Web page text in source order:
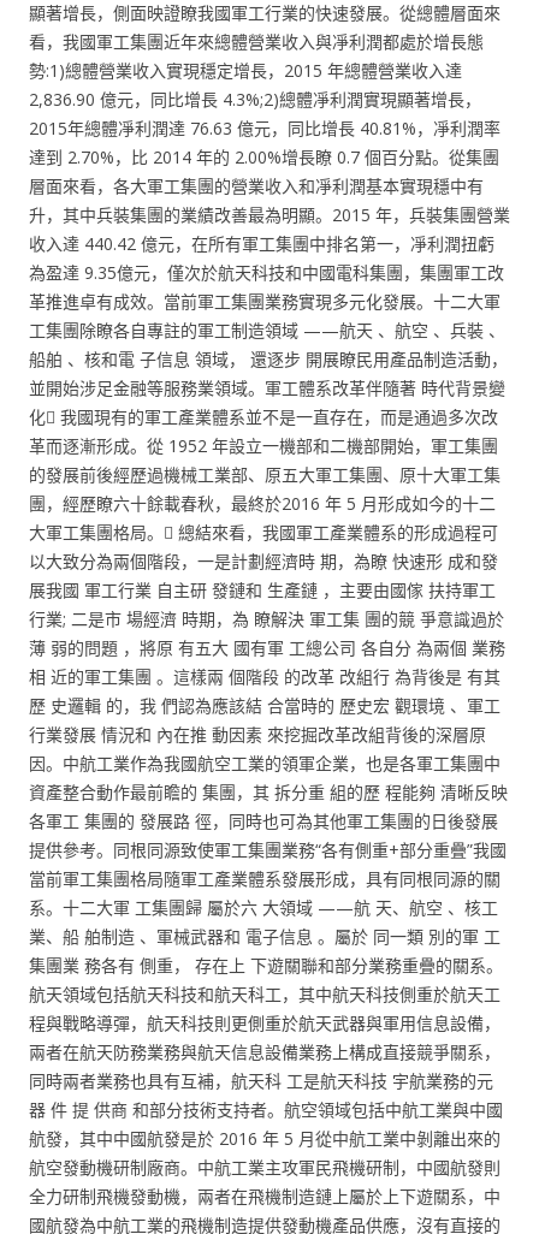
顯著增長，側面映證瞭我國軍工行業的快速發展。從總體層面來
看，我國軍工集團近年來總體營業收入與凈利潤都處於增長態
勢:1)總體營業收入實現穩定增長，2015 年總體營業收入達
2,836.90 億元，同比增長 4.3%;2)總體凈利潤實現顯著增長，
2015年總體凈利潤達 76.63 億元，同比增長 40.81%，凈利潤率
達到 2.70%，比 2014 年的 2.00%增長瞭 0.7 個百分點。從集團
層面來看，各大軍工集團的營業收入和凈利潤基本實現穩中有
升，其中兵裝集團的業績改善最為明顯。2015 年，兵裝集團營業
收入達 440.42 億元，在所有軍工集團中排名第一，凈利潤扭虧
為盈達 9.35億元，僅次於航天科技和中國電科集團，集團軍工改
革推進卓有成效。當前軍工集團業務實現多元化發展。十二大軍
工集團除瞭各自專註的軍工制造領域 ——航天 、航空 、兵裝 、
船舶 、核和電 子信息 領域， 還逐步 開展瞭民用產品制造活動，
並開始涉足金融等服務業領域。軍工體系改革伴隨著 時代背景變
化 我國現有的軍工產業體系並不是一直存在，而是通過多次改
革而逐漸形成。從 1952 年設立一機部和二機部開始，軍工集團
的發展前後經歷過機械工業部、原五大軍工集團、原十大軍工集
團，經歷瞭六十餘載春秋，最終於2016 年 5 月形成如今的十二
大軍工集團格局。 總結來看，我國軍工產業體系的形成過程可
以大致分為兩個階段，一是計劃經濟時 期，為瞭 快速形 成和發
展我國 軍工行業 自主研 發鏈和 生產鏈 ，主要由國傢 扶持軍工
行業; 二是市 場經濟 時期，為 瞭解決 軍工集 團的競 爭意識過於
薄 弱的問題 ，將原 有五大 國有軍 工總公司 各自分 為兩個 業務
相 近的軍工集團 。這樣兩 個階段 的改革 改組行 為背後是 有其
歷 史邏輯 的，我 們認為應該結 合當時的 歷史宏 觀環境 、軍工
行業發展 情況和 內在推 動因素 來挖掘改革改組背後的深層原
因。中航工業作為我國航空工業的領軍企業，也是各軍工集團中
資產整合動作最前瞻的 集團，其 拆分重 組的歷 程能夠 清晰反映
各軍工 集團的 發展路 徑，同時也可為其他軍工集團的日後發展
提供參考。同根同源致使軍工集團業務“各有側重+部分重疊”我國
當前軍工集團格局隨軍工產業體系發展形成，具有同根同源的關
系。十二大軍 工集團歸 屬於六 大領域 ——航 天、航空 、核工
業、船 舶制造 、軍械武器和 電子信息 。屬於 同一類 別的軍 工
集團業 務各有 側重， 存在上 下遊關聯和部分業務重疊的關系。
航天領域包括航天科技和航天科工，其中航天科技側重於航天工
程與戰略導彈，航天科技則更側重於航天武器與軍用信息設備，
兩者在航天防務業務與航天信息設備業務上構成直接競爭關系，
同時兩者業務也具有互補，航天科 工是航天科技 宇航業務的元
器 件 提 供商 和部分技術支持者。航空領域包括中航工業與中國
航發，其中中國航發是於 2016 年 5 月從中航工業中剝離出來的
航空發動機研制廠商。中航工業主攻軍民飛機研制，中國航發則
全力研制飛機發動機，兩者在飛機制造鏈上屬於上下遊關系，中
國航發為中航工業的飛機制造提供發動機產品供應，沒有直接的